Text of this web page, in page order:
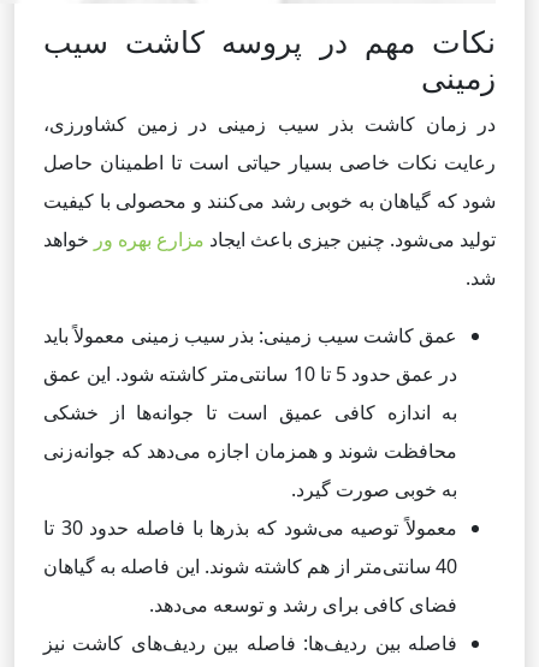
نکات مهم در پروسه کاشت سیب
زمینی
در زمان کاشت بذر سیب زمینی در زمین کشاورزی،
رعایت نکات خاصی بسیار حیاتی است تا اطمینان حاصل
شود که گیاهان به خوبی رشد می‌کنند و محصولی با کیفیت
تولید می‌شود. چنین جیزی باعث ایجاد مزارع بهره ور خواهد
شد.
عمق کاشت سیب زمینی: بذر سیب زمینی معمولاً باید
در عمق حدود 5 تا 10 سانتی‌متر کاشته شود. این عمق
به اندازه کافی عمیق است تا جوانه‌ها از خشکی
محافظت شوند و همزمان اجازه می‌دهد که جوانه‌زنی
به خوبی صورت گیرد.
معمولاً توصیه می‌شود که بذرها با فاصله حدود 30 تا
40 سانتی‌متر از هم کاشته شوند. این فاصله به گیاهان
فضای کافی برای رشد و توسعه می‌دهد.
فاصله بین ردیف‌ها: فاصله بین ردیف‌های کاشت نیز